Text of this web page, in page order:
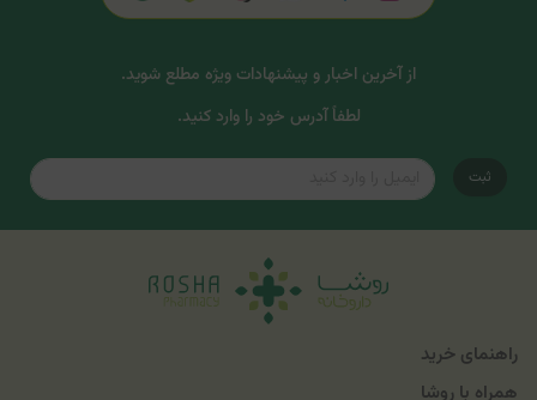
از آخرین اخبار و پیشنهادات ویژه مطلع شوید.
لطفاً آدرس خود را وارد کنید.
ثبت
راهنمای خرید
همراه با روشا